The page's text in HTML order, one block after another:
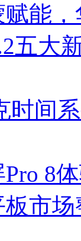
能
五大
时间
8
市